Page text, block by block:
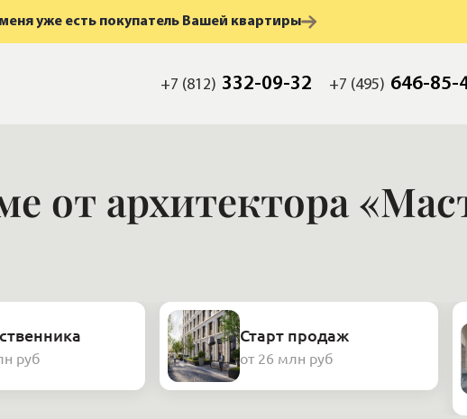
уже есть покупатель Вашей квартиры
+7 (812) 332-09-32 +7 (495) 646-85-
от архитектора
руб
Старт продаж
от 26 млн руб